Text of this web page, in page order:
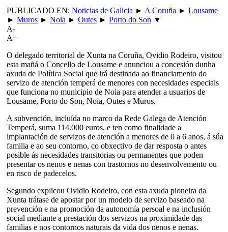
PUBLICADO EN: Noticias de Galicia ► A Coruña ► Lousame
► Muros ► Noia ► Outes ► Porto do Son ▼
A-
A+
O delegado territorial de Xunta na Coruña, Ovidio Rodeiro, visitou
esta mañá o Concello de Lousame e anunciou a concesión dunha
axuda de Política Social que irá destinada ao financiamento do
servizo de atención temperá de menores con necesidades especiais
que funciona no municipio de Noia para atender a usuarios de
Lousame, Porto do Son, Noia, Outes e Muros.
A subvención, incluída no marco da Rede Galega de Atención
Temperá, suma 114.000 euros, e ten como finalidade a
implantación de servizos de atención a menores de 0 a 6 anos, á súa
familia e ao seu contorno, co obxectivo de dar resposta o antes
posible ás necesidades transitorias ou permanentes que poden
presentar os nenos e nenas con trastornos no desenvolvemento ou
en risco de padecelos.
Segundo explicou Ovidio Rodeiro, con esta axuda pioneira da
Xunta trátase de apostar por un modelo de servizo baseado na
prevención e na promoción da autonomía persoal e na inclusión
social mediante a prestación dos servizos na proximidade das
familias e nos contornos naturais da vida dos nenos e nenas.